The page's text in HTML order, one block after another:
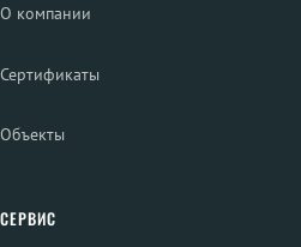
О компании
Сертификаты
Объекты
СЕРВИС